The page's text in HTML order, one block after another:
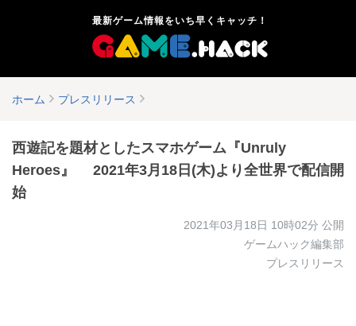
最新ゲーム情報をいち早くキャッチ！
ホーム プレスリリース
西遊記を題材としたスマホゲーム『Unruly
Heroes』 2021年3月18日(木)より全世界で配信開
始
2021年03月18日 10時02分 公開
ゲームハック編集部
プレスリリース